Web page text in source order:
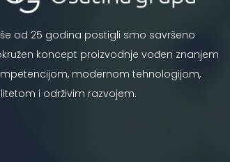
od 25 godina postigli smo savršeno
koncept proizvodnje vođen znanjem
modernom tehnologijom,
i održivim razvojem.